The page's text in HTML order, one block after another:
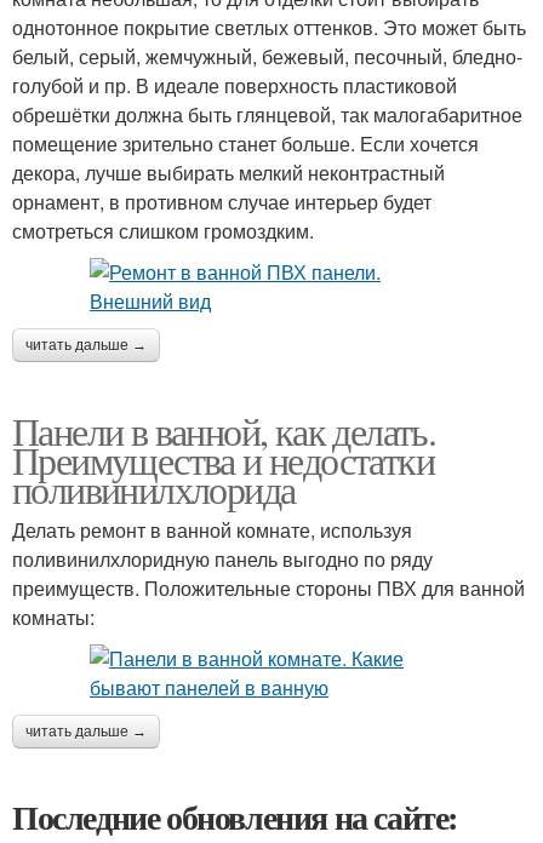
однотонное покрытие светлых оттенков. Это может быть
белый, серый, жемчужный, бежевый, песочный, бледно-
голубой и пр. В идеале поверхность пластиковой
обрешётки должна быть глянцевой, так малогабаритное
помещение зрительно станет больше. Если хочется
декора, лучше выбирать мелкий неконтрастный
орнамент, в противном случае интерьер будет
смотреться слишком громоздким.
читать дальше →
Панели в ванной, как делать.
Преимущества и недостатки
поливинилхлорида
Делать ремонт в ванной комнате, используя
поливинилхлоридную панель выгодно по ряду
преимуществ. Положительные стороны ПВХ для ванной
комнаты:
читать дальше →
Последние обновления на сайте: